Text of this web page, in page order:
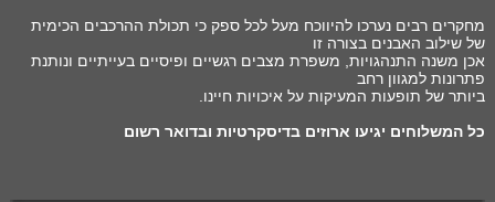
מחקרים רבים נערכו להיווכח מעל לכל ספק כי תכולת ההרכבים הכימית
של שילוב האבנים בצורה זו
אכן משנה התנהגויות, משפרת מצבים רגשיים ופיסיים בעייתיים ונותנת
פתרונות למגוון רחב
ביותר של תופעות המעיקות על איכויות חיינו.
כל המשלוחים יגיעו ארוזים בדיסקרטיות ובדואר רשום